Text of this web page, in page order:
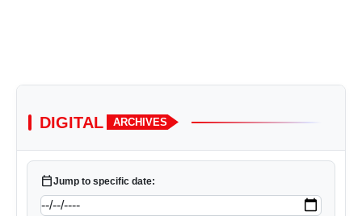
DIGITAL ARCHIVES
calendar_todayJump to specific date: